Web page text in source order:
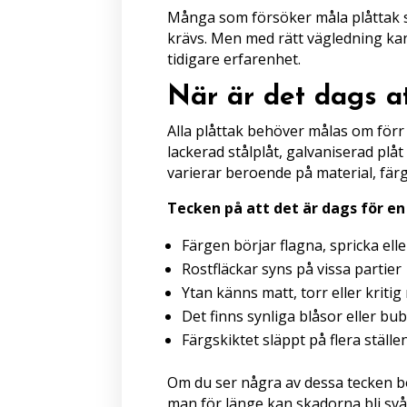
Många som försöker måla
krävs. Men med rätt vägledning
tidigare erfarenhet.
När är det dags
Alla plåttak behöver målas om
lackerad stålplåt, galvaniserad
varierar beroende på material,
Tecken på att det är dags för
Färgen börjar flagna, spricka
Rostfläckar syns på vissa partier
Ytan känns matt, torr eller kritig
Det finns synliga blåsor eller
Färgskiktet släppt på flera
Om du ser några av dessa tecken